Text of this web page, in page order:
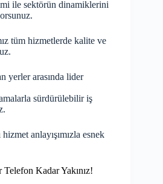
ile sektörün dinamiklerini
tüm hizmetlerde kalite ve
yerler arasında lider
sürdürülebilir iş
anlayışımızla esnek
Kadar Yakınız!